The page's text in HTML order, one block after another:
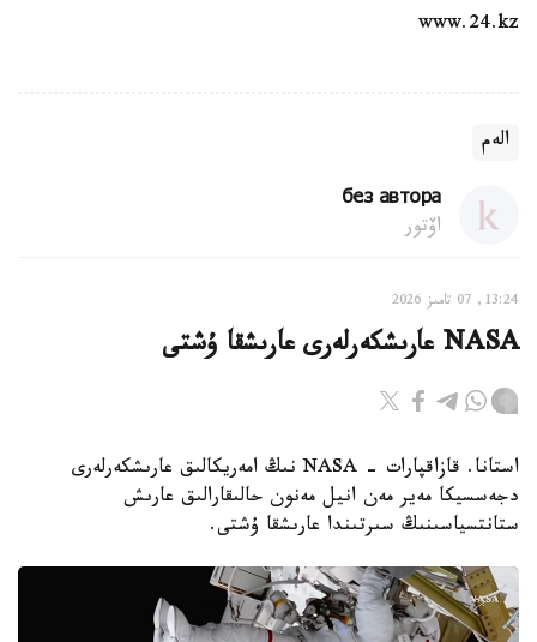
www.24.kz
الەم
без автора
اۆتور
13:24, 07 تامىز 2026
NASA عارىشكەرلەرى عارىشقا ۇشتى
استانا. قازاقپارات - NASA نىڭ امەريكالىق عارىشكەرلەرى
دجەسسيكا مەير مەن انيل مەنون حالىقارالىق عارىش
ستانتسياسىنىڭ سىرتىندا عارىشقا ۇشتى.